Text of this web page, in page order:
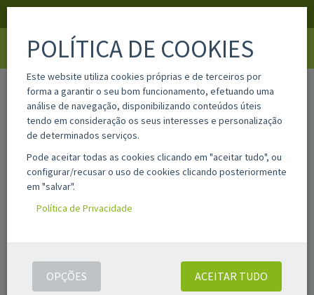
home alc500yl
POLÍTICA DE COOKIES
Este website utiliza cookies próprias e de terceiros por
forma a garantir o seu bom funcionamento, efetuando uma
análise de navegação, disponibilizando conteúdos úteis
tendo em consideração os seus interesses e personalização
de determinados serviços.
Pode aceitar todas as cookies clicando em "aceitar tudo", ou
configurar/recusar o uso de cookies clicando posteriormente
em "salvar".
Política de Privacidade
ACEITAR TUDO
OPÇÕES